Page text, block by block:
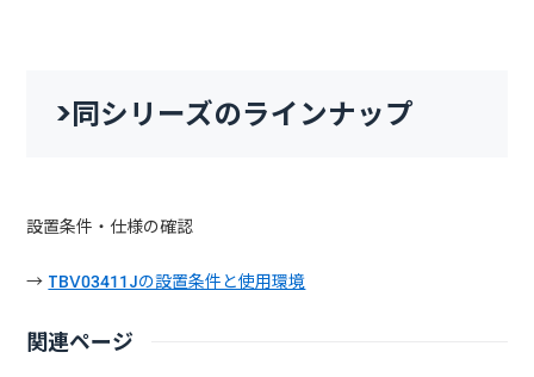
>同シリーズのラインナップ
設置条件・仕様の確認
→ TBV03411Jの設置条件と使用環境
関連ページ